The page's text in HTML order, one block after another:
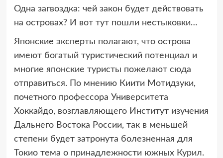
Одна загвоздка: чей закон будет действовать
на островах? И вот тут пошли нестыковки…
Японские эксперты полагают, что острова
имеют богатый туристический потенциал и
многие японские туристы пожелают сюда
отправиться. По мнению Киити Мотидзуки,
почетного профессора Университета
Хоккайдо, возглавляющего Институт изучения
Дальнего Востока России, так в меньшей
степени будет затронута болезненная для
Токио тема о принадлежности южных Курил.